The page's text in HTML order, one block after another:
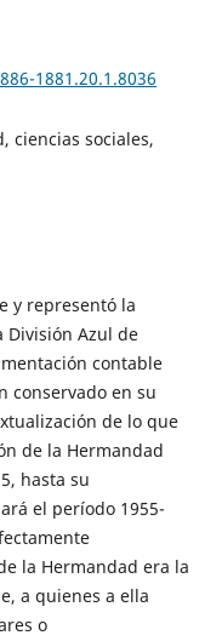
1881.20.1.8036
ciencias sociales,
y representó la
División Azul de
contable
conservado en su
de lo que
de la Hermandad
hasta su
el período 1955-
la Hermandad era la
a quienes a ella
o